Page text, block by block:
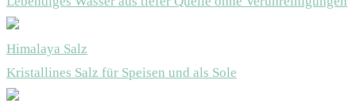
Himalaya Salz
Kristallines Salz für Speisen und als Sole